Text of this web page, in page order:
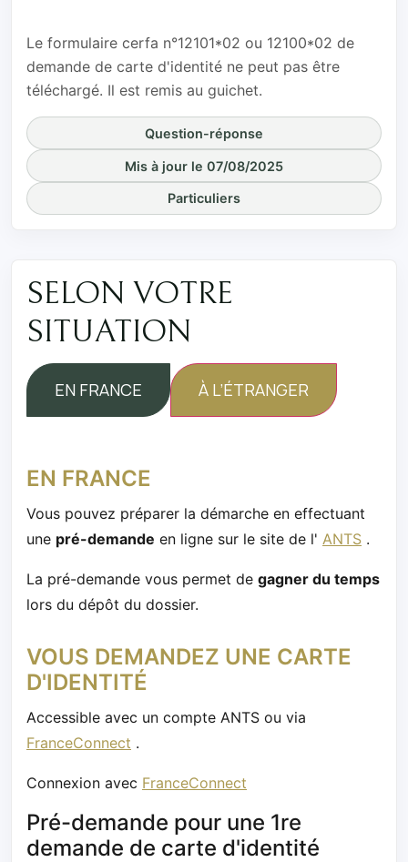
Le formulaire cerfa n°12101*02 ou 12100*02 de
demande de carte d'identité ne peut pas être
téléchargé. Il est remis au guichet.
Question-réponse
Mis à jour le 07/08/2025
Particuliers
SELON VOTRE
SITUATION
EN FRANCE À L’ÉTRANGER
EN FRANCE
Vous pouvez préparer la démarche en effectuant
une pré-demande en ligne sur le site de l' ANTS .
La pré-demande vous permet de gagner du temps
lors du dépôt du dossier.
VOUS DEMANDEZ UNE CARTE
D'IDENTITÉ
Accessible avec un compte ANTS ou via
FranceConnect .
Connexion avec FranceConnect
Pré-demande pour une 1re
demande de carte d'identité